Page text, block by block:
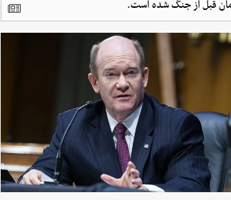
قبل از جنگ شده است.